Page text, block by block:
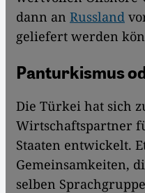
dann an Russland
geliefert werden
Panturkismus
Die Türkei hat sich
Wirtschaftspartner
Staaten entwickelt.
Gemeinsamkeiten,
selben